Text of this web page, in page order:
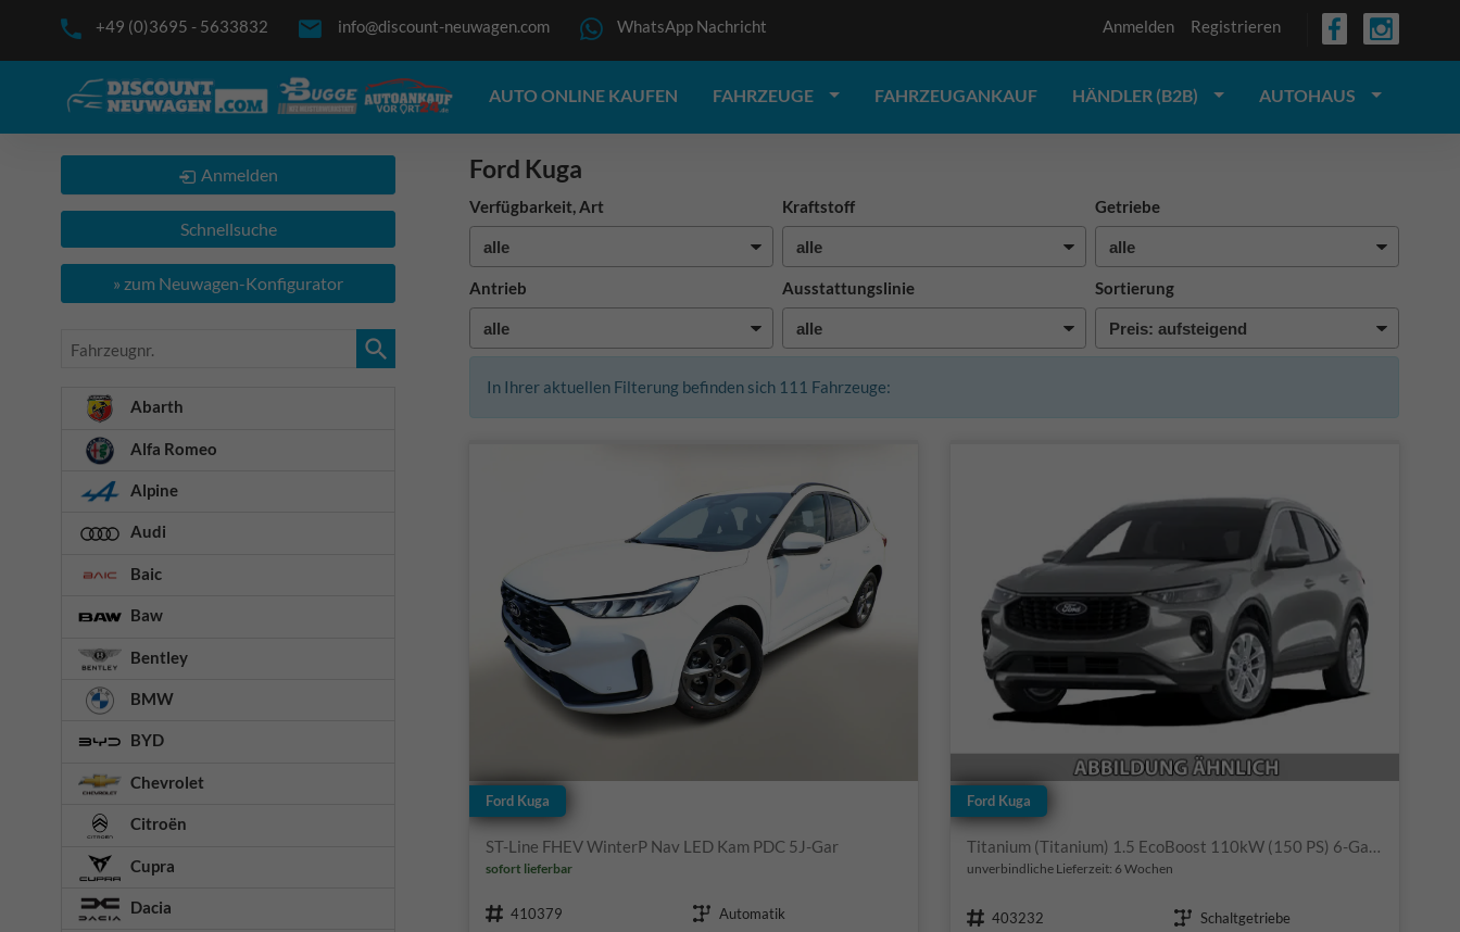
+49 (0)3695 - 5633832 info@discount-neuwagen.com WhatsApp Nachricht Anmelden Registrieren
AUTO ONLINE KAUFEN FAHRZEUGE FAHRZEUGANKAUF HÄNDLER (B2B) AUTOHAUS
Ford Kuga
Verfügbarkeit, Art Kraftstoff Getriebe
Antrieb Ausstattungslinie Sortierung
In Ihrer aktuellen Filterung befinden sich 111 Fahrzeuge:
Ford Kuga
ST-Line FHEV WinterP Nav LED Kam PDC 5J-Gar
sofort lieferbar
Fahrzeugnr. 410379 Getriebe Automatik
Ford Kuga
Titanium (Titanium) 1.5 EcoBoost 110kW (150 PS) 6-Gang Schaltgetriebe
unverbindliche Lieferzeit: 6 Wochen
Fahrzeugnr. 403232 Getriebe Schaltgetriebe
Anmelden
Schnellsuche
» zum Neuwagen-Konfigurator
Fahrzeugnr.
Abarth
Alfa Romeo
Alpine
Audi
Baic
Baw
Bentley
BMW
BYD
Chevrolet
Citroën
Cupra
Dacia